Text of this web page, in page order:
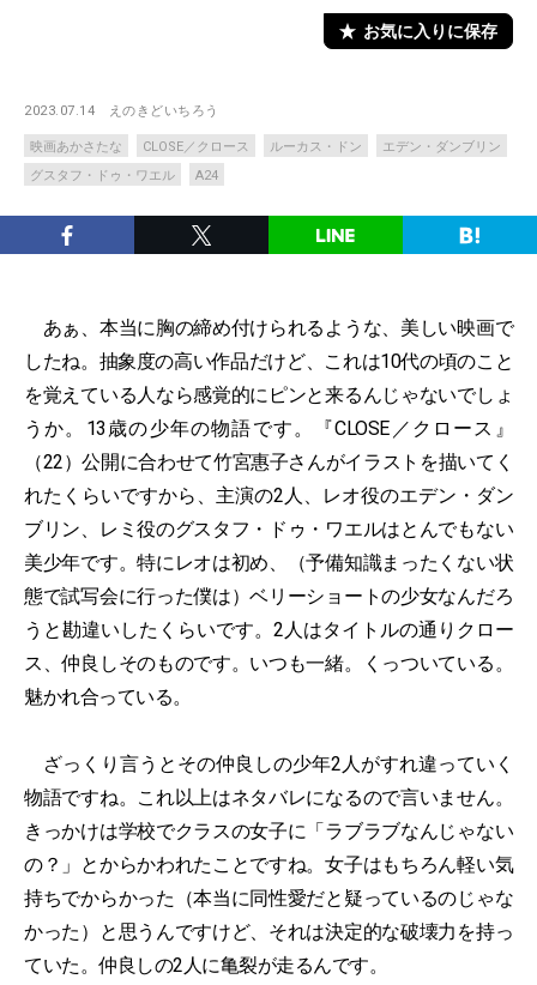
お気に入りに保存
2023.07.14 えのきどいちろう
映画あかさたな CLOSE／クロース ルーカス・ドン
エデン・ダンブリン
グスタフ・ドゥ・ワエル
A24
あぁ、本当に胸の締め付けられるような、美しい映画で
したね。抽象度の高い作品だけど、これは10代の頃のこと
を覚えている人なら感覚的にピンと来るんじゃないでしょ
うか。13歳の少年の物語です。『CLOSE／クロース』
（22）公開に合わせて竹宮惠子さんがイラストを描いてく
れたくらいですから、主演の2人、レオ役のエデン・ダン
ブリン、レミ役のグスタフ・ドゥ・ワエルはとんでもない
美少年です。特にレオは初め、（予備知識まったくない状
態で試写会に行った僕は）ベリーショートの少女なんだろ
うと勘違いしたくらいです。2人はタイトルの通りクロー
ス、仲良しそのものです。いつも一緒。くっついている。
魅かれ合っている。
ざっくり言うとその仲良しの少年2人がすれ違っていく
物語ですね。これ以上はネタバレになるので言いません。
きっかけは学校でクラスの女子に「ラブラブなんじゃない
の？」とからかわれたことですね。女子はもちろん軽い気
持ちでからかった（本当に同性愛だと疑っているのじゃな
かった）と思うんですけど、それは決定的な破壊力を持っ
ていた。仲良しの2人に亀裂が走るんです。